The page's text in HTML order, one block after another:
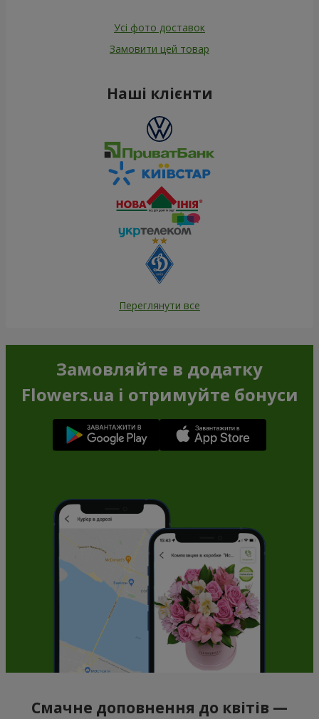
Усі фото доставок
Замовити цей товар
Наші клієнти
Переглянути все
Замовляйте в додатку
Flowers.ua і отримуйте бонуси
Смачне доповнення до квітів —